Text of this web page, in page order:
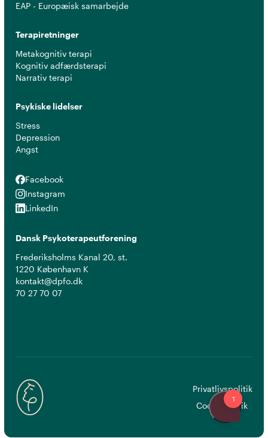
EAP - Europæisk samarbejde
Terapiretninger
Metakognitiv terapi
Kognitiv adfærdsterapi
Narrativ terapi
Psykiske lidelser
Stress
Depression
Angst
Facebook
Facebook
Instagram
Instagram
LinkedIn
LinkedIn
Dansk Psykoterapeutforening
Frederiksholms Kanal 20, st.
1220 København K
kontakt@dpfo.dk
70 27 70 07
Privatlivspolitik
Cookiepolitik